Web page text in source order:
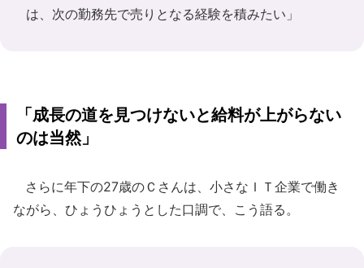
は、次の勤務先で売りとなる経験を積みたい」
「成長の道を見つけないと給料が上がらない
のは当然」
さらに年下の27歳のＣさんは、小さなＩＴ企業で働き
ながら、ひょうひょうとした口調で、こう語る。